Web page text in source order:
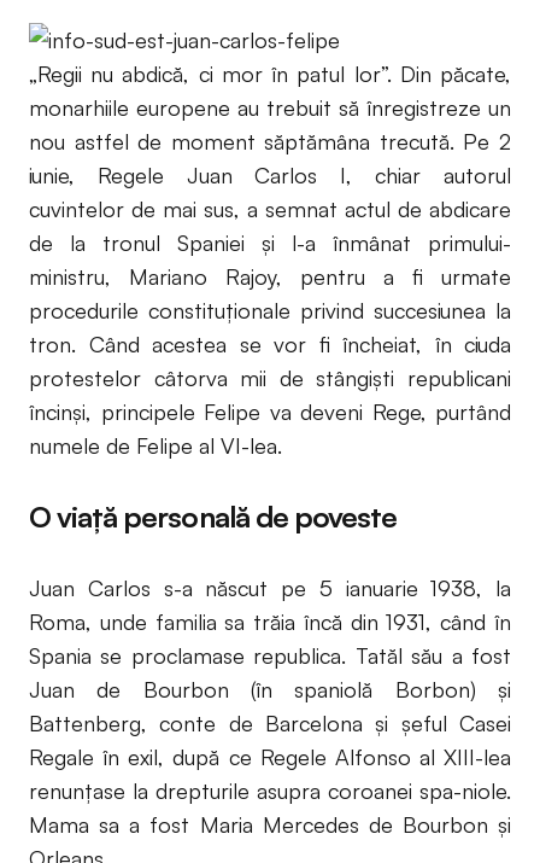
„Regii nu abdică, ci mor în patul lor”. Din păcate,
monarhiile europene au trebuit să înregistreze un
nou astfel de moment săptămâna trecută. Pe 2
iunie, Regele Juan Carlos I, chiar autorul
cuvintelor de mai sus, a semnat actul de abdicare
de la tronul Spaniei și l-a înmânat primului-
ministru, Mariano Rajoy, pentru a fi urmate
procedurile constituționale privind succesiunea la
tron. Când acestea se vor fi încheiat, în ciuda
protestelor câtorva mii de stângiști republicani
încinși, principele Felipe va deveni Rege, purtând
numele de Felipe al VI-lea.
O viață personală de poveste
Juan Carlos s-a născut pe 5 ianuarie 1938, la
Roma, unde familia sa trăia încă din 1931, când în
Spania se proclamase republica. Tatăl său a fost
Juan de Bourbon (în spaniolă Borbon) și
Battenberg, conte de Barcelona și șeful Casei
Regale în exil, după ce Regele Alfonso al XIII-lea
renunțase la drepturile asupra coroanei spa-niole.
Mama sa a fost Maria Mercedes de Bourbon și